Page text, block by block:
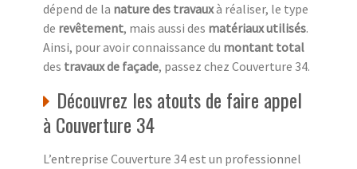
dépend de la nature des travauxà réaliser, le type
de revêtement, mais aussi des matériaux utilisés.
Ainsi, pour avoir connaissance du montant total
des travaux de façade, passez chez Couverture 34.
Découvrez les atouts de faire appel
à Couverture 34
L’entreprise Couverture 34 est un professionnel